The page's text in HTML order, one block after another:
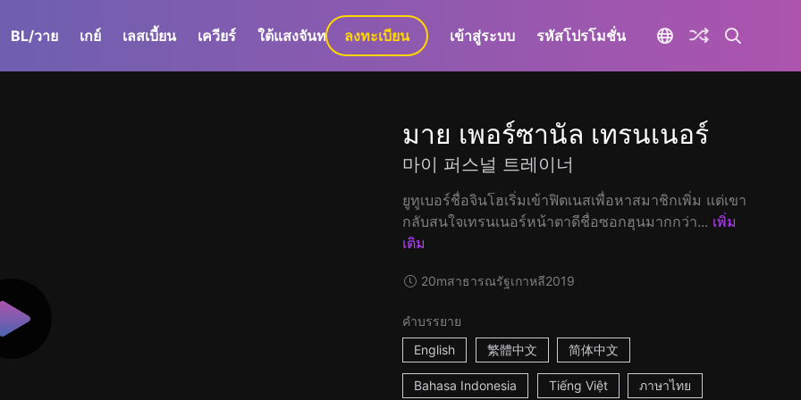
BL/วาย เกย์ เลสเบี้ยน เควียร์ ใต้แสงจันทร์ GaLa+
ลงทะเบียน เข้าสู่ระบบ รหัสโปรโมชั่น
มาย เพอร์ซานัล เทรนเนอร์
마이 퍼스널 트레이너
ยูทูเบอร์ชื่อจินโฮเริ่มเข้าฟิตเนสเพื่อหาสมาชิกเพิ่ม แต่เขา
กลับสนใจเทรนเนอร์หน้าตาดีชื่อซอกฮุนมากกว่า... เพิ่ม
เติม
20mสาธารณรัฐเกาหลี2019
คำบรรยาย
English
繁體中文 简体中文
Bahasa Indonesia Tiếng Việt ภาษาไทย